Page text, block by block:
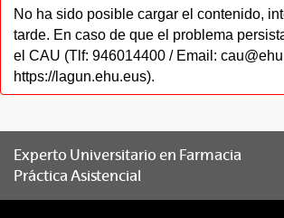
No ha sido posible cargar el contenido,
tarde. En caso de que el problema
el CAU (Tlf: 946014400 / Email:
https://lagun.ehu.eus).
Experto Universitario en Farmacia
Práctica Asistencial